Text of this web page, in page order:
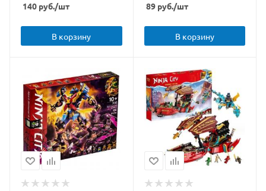
140 руб./шт
В корзину
89руб./шт
В корзину